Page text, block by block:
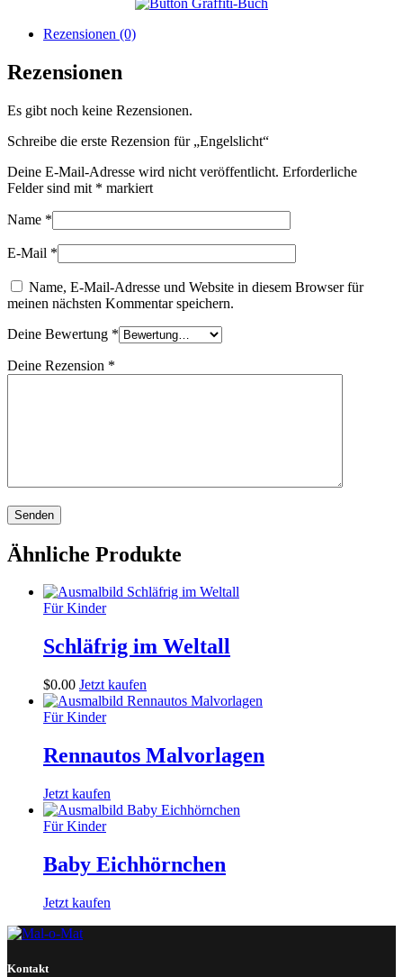
Rezensionen (0)
Rezensionen
Es gibt noch keine Rezensionen.
Schreibe die erste Rezension für „Engelslicht“
Deine E-Mail-Adresse wird nicht veröffentlicht. Erforderliche
Felder sind mit * markiert
Name *
E-Mail *
Name, E-Mail-Adresse und Website in diesem Browser für
meinen nächsten Kommentar speichern.
Deine Bewertung *
Deine Rezension *
Ähnliche Produkte
Für Kinder
Schläfrig im Weltall
$0.00 Jetzt kaufen
Für Kinder
Rennautos Malvorlagen
Jetzt kaufen
Für Kinder
Baby Eichhörnchen
Jetzt kaufen
Kontakt